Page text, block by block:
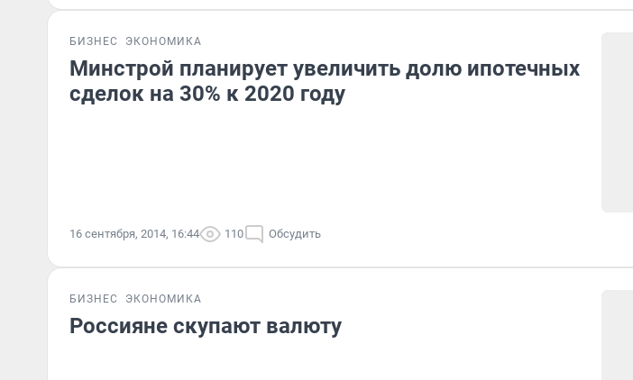
БИЗНЕС ЭКОНОМИКА
Минстрой планирует увеличить долю ипотечных
сделок на 30% к 2020 году
16 сентября, 2014, 16:44 110 Обсудить
БИЗНЕС ЭКОНОМИКА
Россияне скупают валюту